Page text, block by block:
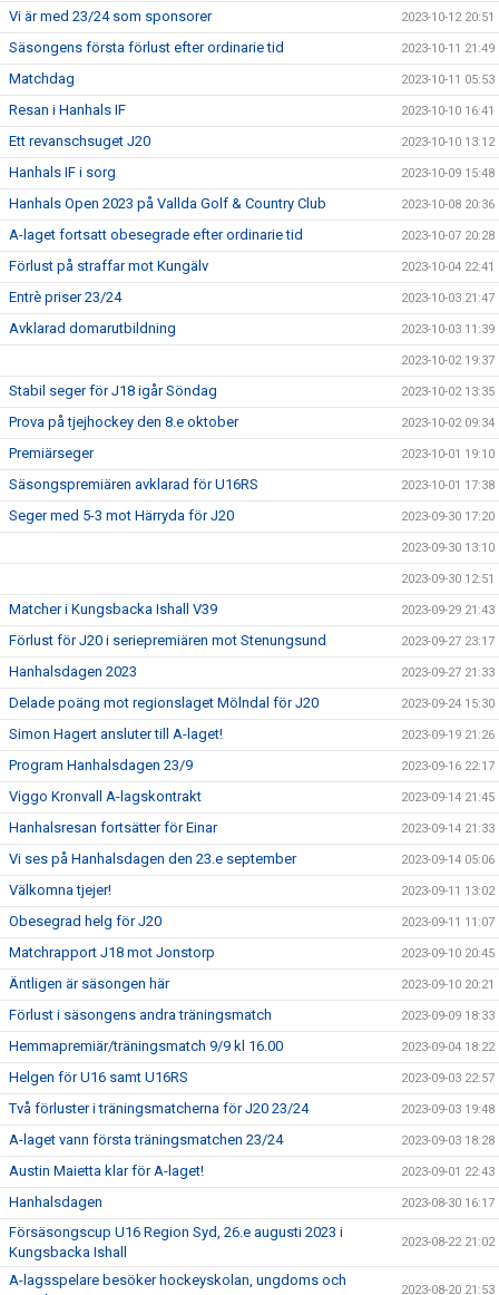
Vi är med 23/24 som sponsorer 2023-10-12 20:51
Säsongens första förlust efter ordinarie tid 2023-10-11 21:49
Matchdag 2023-10-11 05:53
Resan i Hanhals IF 2023-10-10 16:41
Ett revanschsuget J20 2023-10-10 13:12
Hanhals IF i sorg 2023-10-09 15:48
Hanhals Open 2023 på Vallda Golf & Country Club 2023-10-08 20:36
A-laget fortsatt obesegrade efter ordinarie tid 2023-10-07 20:28
Förlust på straffar mot Kungälv 2023-10-04 22:41
Entrè priser 23/24 2023-10-03 21:47
Avklarad domarutbildning 2023-10-03 11:39
2023-10-02 19:37
Stabil seger för J18 igår Söndag 2023-10-02 13:35
Prova på tjejhockey den 8.e oktober 2023-10-02 09:34
Premiärseger 2023-10-01 19:10
Säsongspremiären avklarad för U16RS 2023-10-01 17:38
Seger med 5-3 mot Härryda för J20 2023-09-30 17:20
2023-09-30 13:10
2023-09-30 12:51
Matcher i Kungsbacka Ishall V39 2023-09-29 21:43
Förlust för J20 i seriepremiären mot Stenungsund 2023-09-27 23:17
Hanhalsdagen 2023 2023-09-27 21:33
Delade poäng mot regionslaget Mölndal för J20 2023-09-24 15:30
Simon Hagert ansluter till A-laget! 2023-09-19 21:26
Program Hanhalsdagen 23/9 2023-09-16 22:17
Viggo Kronvall A-lagskontrakt 2023-09-14 21:45
Hanhalsresan fortsätter för Einar 2023-09-14 21:33
Vi ses på Hanhalsdagen den 23.e september 2023-09-14 05:06
Välkomna tjejer! 2023-09-11 13:02
Obesegrad helg för J20 2023-09-11 11:07
Matchrapport J18 mot Jonstorp 2023-09-10 20:45
Äntligen är säsongen här 2023-09-10 20:21
Förlust i säsongens andra träningsmatch 2023-09-09 18:33
Hemmapremiär/träningsmatch 9/9 kl 16.00 2023-09-04 18:22
Helgen för U16 samt U16RS 2023-09-03 22:57
Två förluster i träningsmatcherna för J20 23/24 2023-09-03 19:48
A-laget vann första träningsmatchen 23/24 2023-09-03 18:28
Austin Maietta klar för A-laget! 2023-09-01 22:43
Hanhalsdagen 2023-08-30 16:17
Försäsongscup U16 Region Syd, 26.e augusti 2023 i
Kungsbacka Ishall
2023-08-22 21:02
A-lagsspelare besöker hockeyskolan, ungdoms och
2023-08-20 21:53